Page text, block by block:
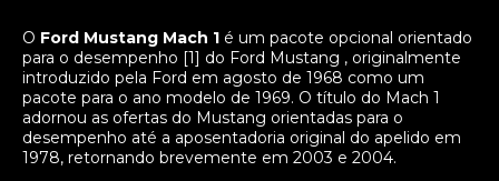
O Ford Mustang Mach 1 é um pacote opcional orientado
para o desempenho [1] do Ford Mustang , originalmente
introduzido pela Ford em agosto de 1968 como um
pacote para o ano modelo de 1969. O título do Mach 1
adornou as ofertas do Mustang orientadas para o
desempenho até a aposentadoria original do apelido em
1978, retornando brevemente em 2003 e 2004.